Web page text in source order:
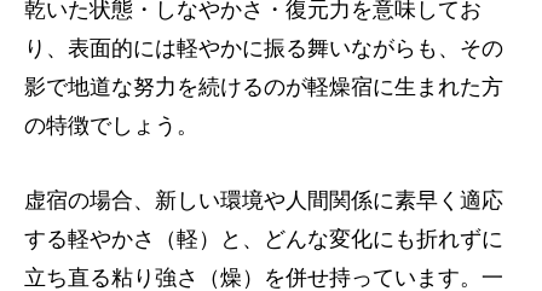
乾いた状態・しなやかさ・復元力を意味してお
り、表面的には軽やかに振る舞いながらも、その
影で地道な努力を続けるのが軽燥宿に生まれた方
の特徴でしょう。
虚宿の場合、新しい環境や人間関係に素早く適応
する軽やかさ（軽）と、どんな変化にも折れずに
立ち直る粘り強さ（燥）を併せ持っています。一